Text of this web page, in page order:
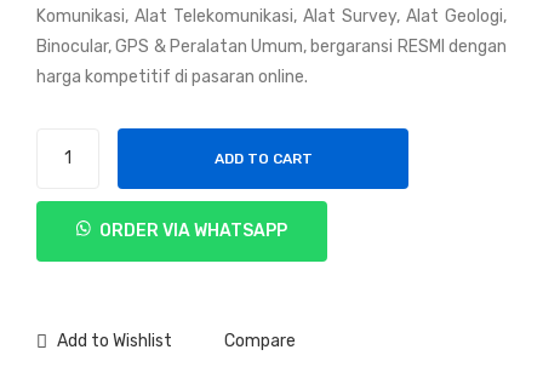
Komunikasi, Alat Telekomunikasi, Alat Survey, Alat Geologi,
Binocular, GPS & Peralatan Umum, bergaransi RESMI dengan
harga kompetitif di pasaran online.
Hytera
SM08N1
quantity
ADD TO CART
ORDER VIA WHATSAPP
Add to Wishlist Compare